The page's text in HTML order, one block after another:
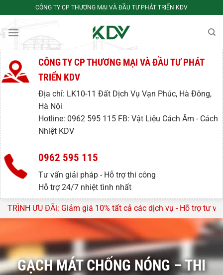
nội
CÔNG TY CP THƯƠNG MẠI VÀ ĐẦU TƯ PHÁT TRIỂN KDV
CÔNG TY CP THƯƠNG MẠI VÀ ĐẦU TƯ PHÁT
TRIỂN KDV
Địa chỉ: LK10-11 Đất Dịch Vụ Vạn Phúc, Hà Đông,
Hà Nội
Hotline: 0962 595 115 FB: Vật Liệu Cách Âm - Cách
Nhiệt KDV
0962 595 115
Tư vấn giải pháp - Hỗ trợ thi công
Hỗ trợ 24/7 nhiệt tình nhất
Giảm giá 10% tất cả các dịch vụ - Hỗ trợ tư vấn, lên thiết kế
GẠCH MÁT CHỐNG NÓNG – THI